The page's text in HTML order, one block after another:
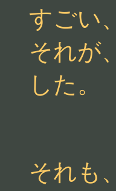
すごい
それが
した。
それも